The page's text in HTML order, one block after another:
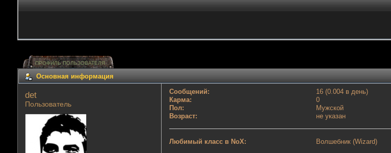
ПРОФИЛЬ ПОЛЬЗОВАТЕЛЯ
Основная информация
det
Пользователь
Сообщений:
16 (0.004 в день)
Карма:
0
Пол:
Мужской
Возраст:
не указан
Любимый класс в NoX: Волшебник (Wizard)